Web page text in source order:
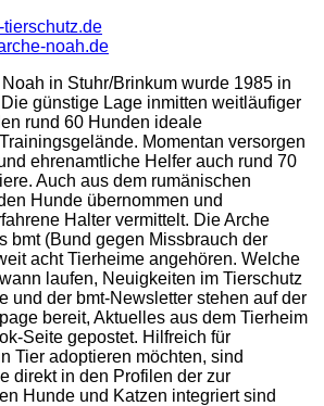
noah.de
in Stuhr/Brinkum wurde 1985 in
günstige Lage inmitten weitläufiger
rund 60 Hunden ideale
Momentan versorgen
ehrenamtliche Helfer auch rund 70
Auch aus dem rumänischen
Hunde übernommen und
Halter vermittelt. Die Arche
bmt (Bund gegen Missbrauch der
acht Tierheime angehören. Welche
laufen, Neuigkeiten im Tierschutz
und der bmt-Newsletter stehen auf der
bereit, Aktuelles aus dem Tierheim
Seite gepostet. Hilfreich für
Tier adoptieren möchten, sind
direkt in den Profilen der zur
Hunde und Katzen integriert sind